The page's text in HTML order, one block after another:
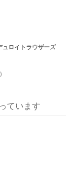
ュロイトラウザーズ
)
ています